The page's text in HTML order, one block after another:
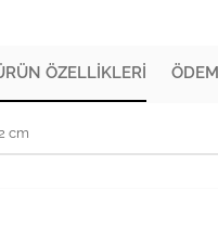
ÖZELLIKLERI
cm